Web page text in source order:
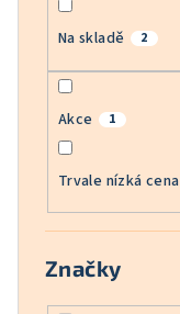
Na skladě 2
Akce 1
Trvale nízká cena
Značky